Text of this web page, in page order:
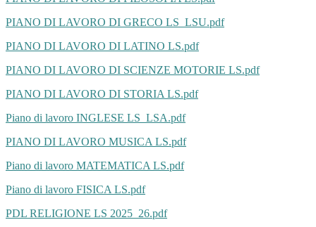
PIANO DI LAVORO DI GRECO LS_LSU.pdf
PIANO DI LAVORO DI LATINO LS.pdf
PIANO DI LAVORO DI SCIENZE MOTORIE LS.pdf
PIANO DI LAVORO DI STORIA LS.pdf
Piano di lavoro INGLESE LS_LSA.pdf
PIANO DI LAVORO MUSICA LS.pdf
Piano di lavoro MATEMATICA LS.pdf
Piano di lavoro FISICA LS.pdf
PDL RELIGIONE LS 2025_26.pdf